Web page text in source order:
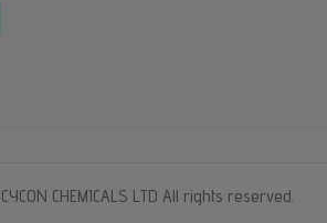
CHEMICALS LTD All rights reserved.